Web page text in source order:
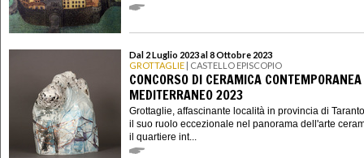
Dal 2 Luglio 2023 al 8 Ottobre 2023
GROTTAGLIE | CASTELLO EPISCOPIO
CONCORSO DI CERAMICA CONTEMPORANEA
MEDITERRANEO 2023
Grottaglie, affascinante località in provincia di
il suo ruolo eccezionale nel panorama dell'arte
il quartiere int...